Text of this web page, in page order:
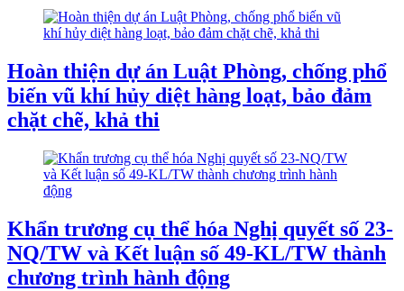
Hoàn thiện dự án Luật Phòng, chống phổ
biến vũ khí hủy diệt hàng loạt, bảo đảm
chặt chẽ, khả thi
Khẩn trương cụ thể hóa Nghị quyết số 23-
NQ/TW và Kết luận số 49-KL/TW thành
chương trình hành động